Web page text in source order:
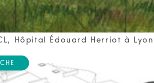
Hôpital Édouard Herriot à